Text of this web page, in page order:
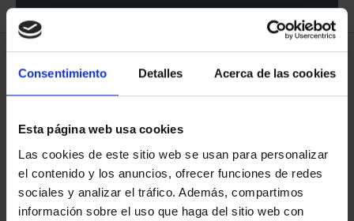
Consentimiento Detalles Acerca de las cookies
Esta página web usa cookies
Las cookies de este sitio web se usan para personalizar
el contenido y los anuncios, ofrecer funciones de redes
sociales y analizar el tráfico. Además, compartimos
información sobre el uso que haga del sitio web con